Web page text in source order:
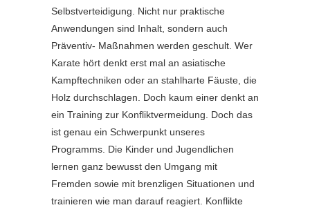
Selbstverteidigung. Nicht nur praktische
Anwendungen sind Inhalt, sondern auch
Präventiv- Maßnahmen werden geschult. Wer
Karate hört denkt erst mal an asiatische
Kampftechniken oder an stahlharte Fäuste, die
Holz durchschlagen. Doch kaum einer denkt an
ein Training zur Konfliktvermeidung. Doch das
ist genau ein Schwerpunkt unseres
Programms. Die Kinder und Jugendlichen
lernen ganz bewusst den Umgang mit
Fremden sowie mit brenzligen Situationen und
trainieren wie man darauf reagiert. Konflikte